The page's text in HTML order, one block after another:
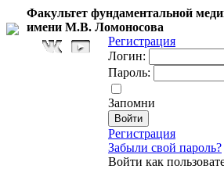
Факультет фундаментальной
имени М.В. Ломоносова
Регистрация
Логин:
Пароль:
Запомни
Регистрация
Забыли свой пароль?
Войти как